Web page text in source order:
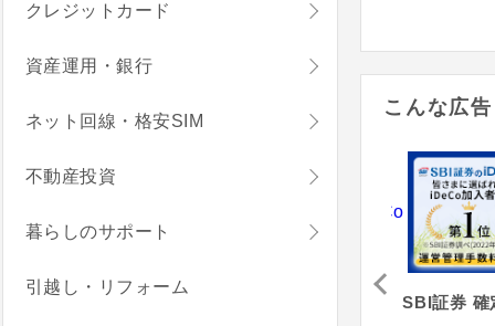
こんな広
クレジットカード
資産運用・銀行
ネット回線・格安SIM
不動産投資
暮らしのサポート
引越し・リフォーム